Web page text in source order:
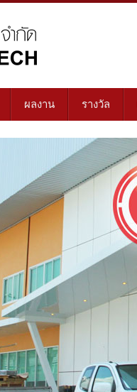
ผลงาน รางวัล